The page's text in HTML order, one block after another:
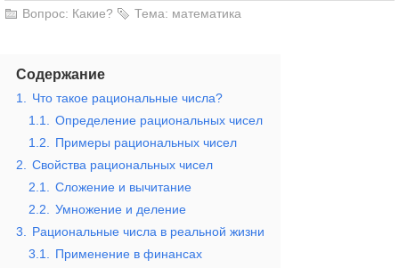
Вопрос: Какие? Тема: математика
Содержание
1.
Что такое рациональные числа?
1.1.
Определение рациональных чисел
1.2.
Примеры рациональных чисел
2.
Свойства рациональных чисел
2.1.
Сложение и вычитание
2.2.
Умножение и деление
3.
Рациональные числа в реальной жизни
3.1.
Применение в финансах